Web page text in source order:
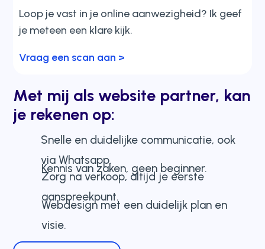
Loop je vast in je online aanwezigheid? Ik geef
je meteen een klare kijk.
Vraag een scan aan >
Met mij als website partner, kan
je rekenen op:
Snelle en duidelijke communicatie, ook
via Whatsapp.
Kennis van zaken, geen beginner.
Zorg na verkoop, altijd je eerste
aanspreekpunt.
Webdesign met een duidelijk plan en
visie.